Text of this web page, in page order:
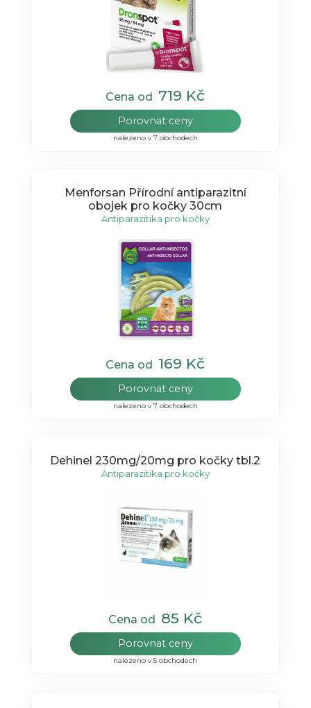
Cena od 719 Kč
Porovnat ceny
nalezeno v 7 obchodech
Menforsan Přírodní antiparazitní
obojek pro kočky 30cm
Antiparazitika pro kočky
Cena od169 Kč
Porovnat ceny
nalezeno v 7 obchodech
Dehinel 230mg/20mg pro kočky tbl.2
Antiparazitika pro kočky
Cena od 85 Kč
Porovnat ceny
nalezeno v 5 obchodech